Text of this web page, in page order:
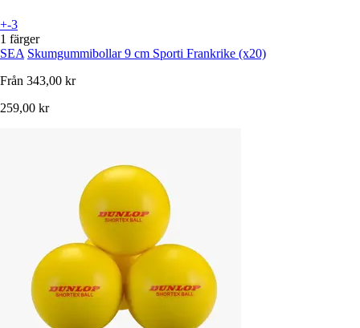
+-3
1 färger
SEA Skumgummibollar 9 cm Sporti Frankrike (x20)
Från 343,00 kr
259,00 kr